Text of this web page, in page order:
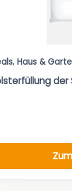
, Haus &
der